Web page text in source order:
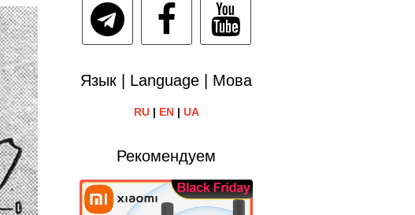
Язык | Language | Мова
RU| EN| UA
Рекомендуем